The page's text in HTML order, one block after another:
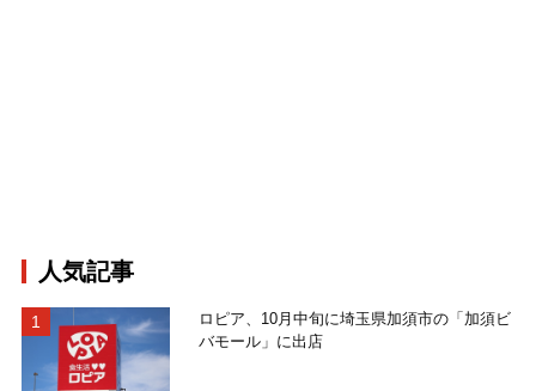
人気記事
ロピア、10月中旬に埼玉県加須市の「加須ビ
バモール」に出店